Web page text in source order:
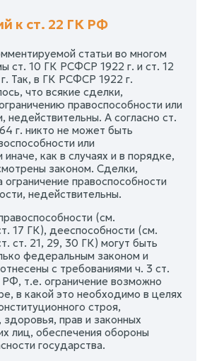
к ст. 22 ГК РФ
статьи во многом
ст. 10 ГК РСФСР 1922 г. и ст. 12
Так, в ГК РСФСР 1922 г.
что всякие сделки,
правоспособности или
недействительны. А согласно ст.
г. никто не может быть
или
как в случаях и в порядке,
законом. Сделки,
ограничение правоспособности
недействительны.
(см.
17 ГК), дееспособности (см.
ст. 21, 29, 30 ГК) могут быть
федеральным законом и
с требованиями ч. 3 ст.
т.е. ограничение возможно
в какой это необходимо в целях
строя,
здоровья, прав и законных
лиц, обеспечения обороны
государства.